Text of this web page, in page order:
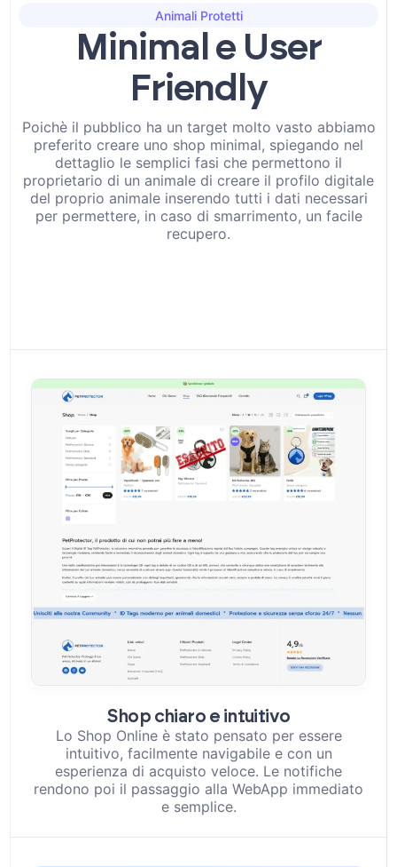
Animali Protetti
Minimal e User
Friendly
Poichè il pubblico ha un target molto vasto abbiamo
preferito creare uno shop minimal, spiegando nel
dettaglio le semplici fasi che permettono il
proprietario di un animale di creare il profilo digitale
del proprio animale inserendo tutti i dati necessari
per permettere, in caso di smarrimento, un facile
recupero.
Shop chiaro e intuitivo
Lo Shop Online è stato pensato per essere
intuitivo, facilmente navigabile e con un
esperienza di acquisto veloce. Le notifiche
rendono poi il passaggio alla WebApp immediato
e semplice.